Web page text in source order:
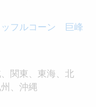
フルコーン 巨峰
関東、東海、北
、沖縄